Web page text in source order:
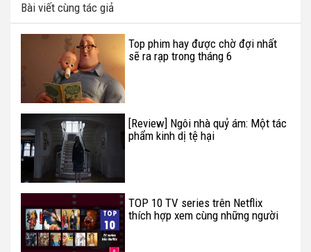
Bài viết cùng tác giả
Top phim hay được chờ đợi nhất
sẽ ra rạp trong tháng 6
[Review] Ngôi nhà quỷ ám: Một tác
phẩm kinh dị tệ hại
TOP 10 TV series trên Netflix
thích hợp xem cùng những người